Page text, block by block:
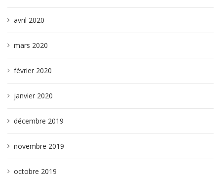
avril 2020
mars 2020
février 2020
janvier 2020
décembre 2019
novembre 2019
octobre 2019